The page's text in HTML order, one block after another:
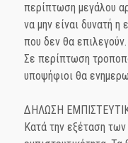
περίπτωση μεγάλου
να μην είναι δυνατή
που δεν θα επιλεγούν.
Σε περίπτωση
υποψήφιοι θα
ΔΗΛΩΣΗ
Κατά την εξέταση